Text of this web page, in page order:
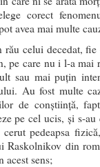
corect
avea mai multe
rău celui decedat,
pe care nu i l-a mai
sau mai puțin
Au fost multe
de conștiință,
pe cel ucis, și s-
pedeapsa
Raskolnikov din
acest sens;